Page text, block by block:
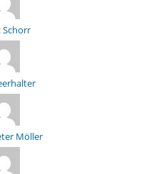
Schorr
Möller